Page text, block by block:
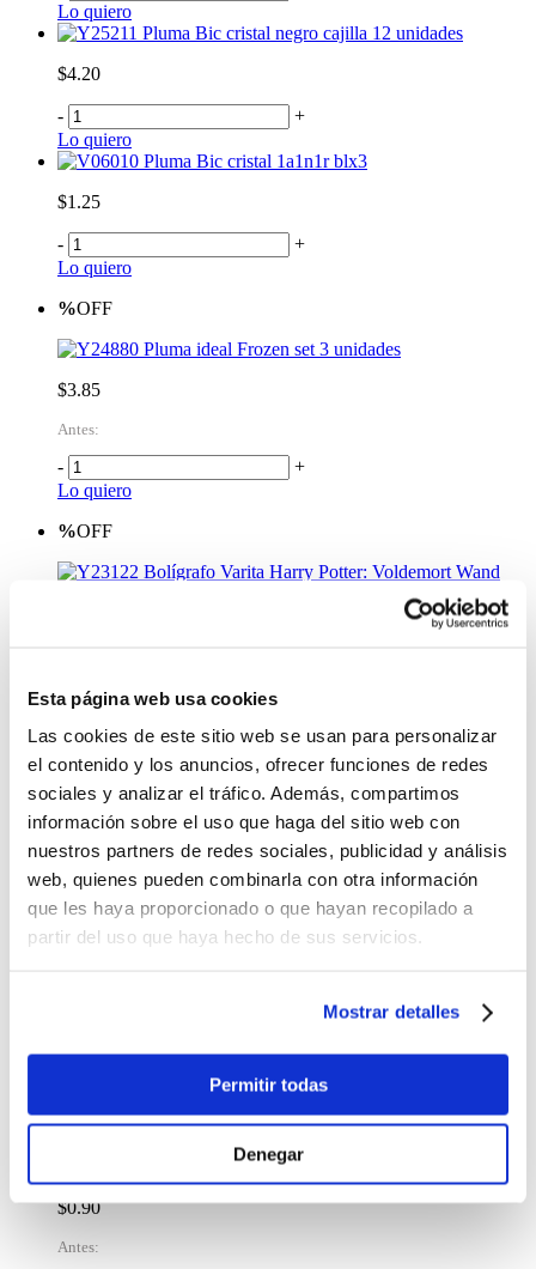
Esta página web usa cookies
Las cookies de este sitio web se usan para personalizar
el contenido y los anuncios, ofrecer funciones de redes
sociales y analizar el tráfico. Además, compartimos
información sobre el uso que haga del sitio web con
nuestros partners de redes sociales, publicidad y análisis
web, quienes pueden combinarla con otra información
que les haya proporcionado o que hayan recopilado a
partir del uso que haya hecho de sus servicios.
Mostrar detalles
Permitir todas
Denegar
Lo quiero
Pluma Bic cristal negro cajilla 12 unidades
$4.20
-
+
Lo quiero
Pluma Bic cristal 1a1n1r blx3
$1.25
-
+
Lo quiero
%OFF
Pluma ideal Frozen set 3 unidades
$3.85
Antes:
-
+
Lo quiero
%OFF
Bolígrafo Varita Harry Potter: Voldemort Wand
-
Lo quiero
Bolígrafo Harry Potter: Patronus Projector Pen
$14.25
Lo quiero
%OFF
Pluma 10 Colores Sports
%OFF
Pluma Gel Negra Kawaii
$0.90
Antes: